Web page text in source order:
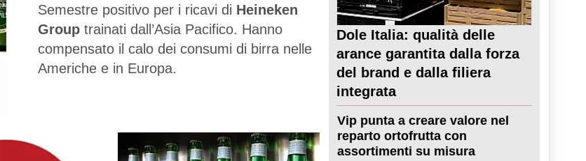
Semestre positivo per i ricavi di Heineken
Group trainati dall’Asia Pacifico. Hanno
compensato il calo dei consumi di birra nelle
Americhe e in Europa.
Dole Italia: qualità delle
arance garantita dalla forza
del brand e dalla filiera
integrata
Vip punta a creare valore nel
reparto ortofrutta con
assortimenti su misura